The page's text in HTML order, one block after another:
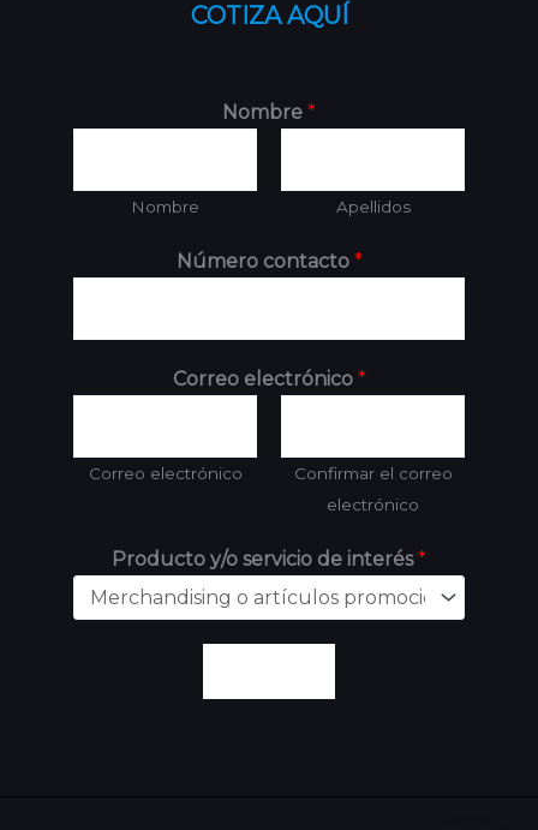
COTIZA AQUÍ
Nombre *
Nombre Apellidos
Número contacto *
Correo electrónico *
Correo electrónico
Confirmar el correo
electrónico
Producto y/o servicio de interés*